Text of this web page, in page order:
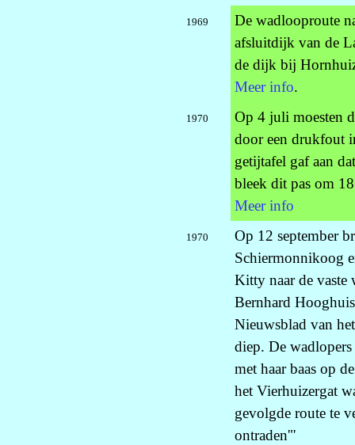
1969
De wadlooproute
afsluitdijk van de
de dijk bij
Meer info.
1970
Op 4 juli moesten
door een drukfout
getijtafel gaf aan
bleek dit pas om
Meer info
1970
Op 12 september
Schiermonnikoog
Kitty naar de vaste
Bernhard
Nieuwsblad van
diep. De
met haar baas op
het Vierhuizergat
gevolgde route te
ontraden'"